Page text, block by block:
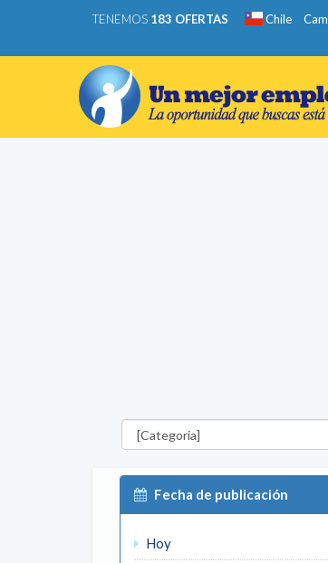
TENEMOS 183 OFERTAS Chile
Categorías
Fecha de publicación
Hoy